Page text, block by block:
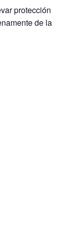
protección
de la